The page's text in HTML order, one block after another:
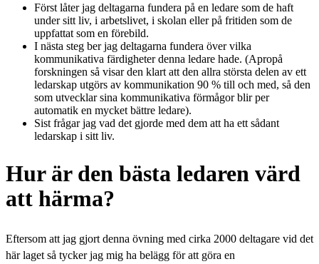
Först låter jag deltagarna fundera på en ledare som de haft
under sitt liv, i arbetslivet, i skolan eller på fritiden som de
uppfattat som en förebild.
I nästa steg ber jag deltagarna fundera över vilka
kommunikativa färdigheter denna ledare hade. (Apropå
forskningen så visar den klart att den allra största delen av ett
ledarskap utgörs av kommunikation 90 % till och med, så den
som utvecklar sina kommunikativa förmågor blir per
automatik en mycket bättre ledare).
Sist frågar jag vad det gjorde med dem att ha ett sådant
ledarskap i sitt liv.
Hur är den bästa ledaren värd
att härma?
Eftersom att jag gjort denna övning med cirka 2000 deltagare vid det
här laget så tycker jag mig ha belägg för att göra en